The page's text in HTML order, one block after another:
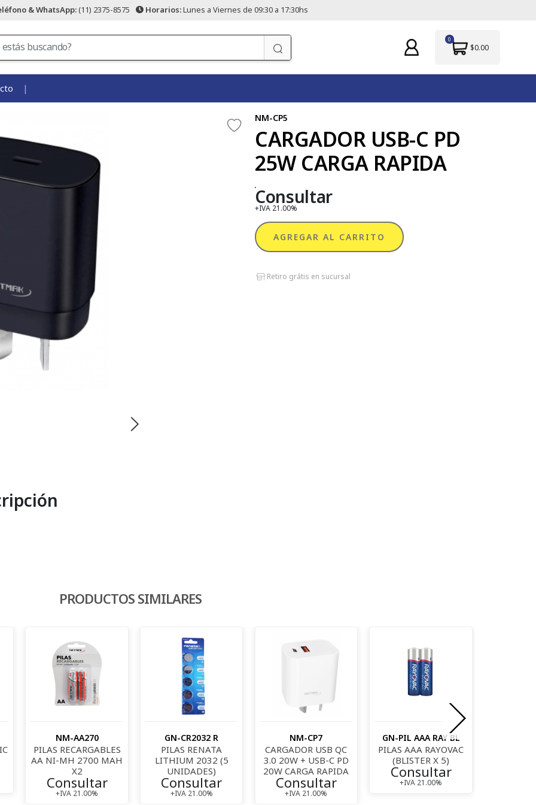
& WhatsApp:(11) 2375-8575 Horarios:Lunes a Viernes de 09:30 a 17:30hs
0
$0.00
NM-CP5
CARGADOR USB-C PD
25W CARGA RAPIDA
Consultar
+IVA 21.00%
AGREGAR AL CARRITO
Retiro grátis en sucursal
PRODUCTOS SIMILARES
NM-AA270
PILAS RECARGABLES
AA NI-MH 2700 MAH
X2
Consultar
+IVA 21.00%
GN-CR2032 R
PILAS RENATA
LITHIUM 2032 (5
UNIDADES)
Consultar
+IVA 21.00%
NM-CP7
CARGADOR USB QC
3.0 20W + USB-C PD
20W CARGA RAPIDA
Consultar
+IVA 21.00%
GN-PIL AAA RAY BL
PILAS AAA RAYOVAC
(BLISTER X 5)
Consultar
+IVA 21.00%